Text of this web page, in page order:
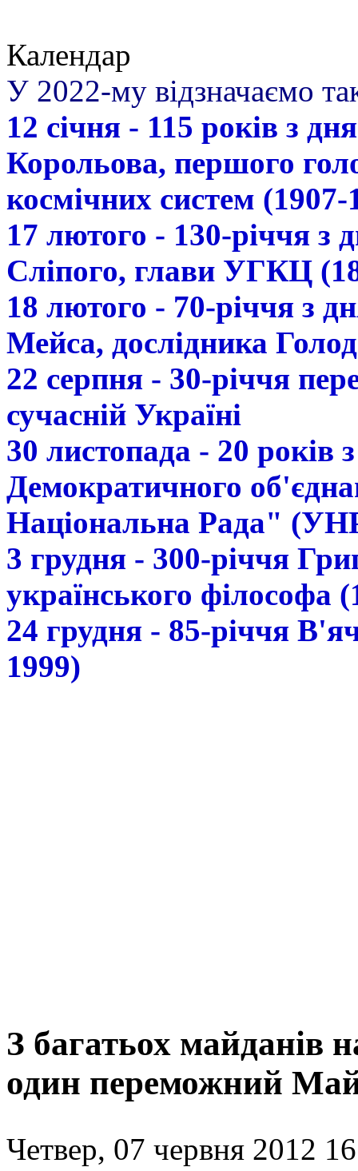
Календар
У 2022-му відзначаємо
12 січня - 115 років з
Корольова, першого
космічних систем (1907-
17 лютого - 130-річчя з
Сліпого, глави УГКЦ
18 лютого - 70-річчя з
Мейса, дослідника
22 серпня - 30-річчя
сучасній Україні
30 листопада - 20 років
Демократичного
Національна Рада"
3 грудня - 300-річчя
українського філософа
24 грудня - 85-річчя
1999)
З багатьох майданів
один переможний
Четвер, 07 червня 2012